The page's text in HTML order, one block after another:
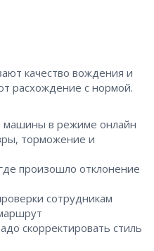
качество вождения и
расхождение с нормой.
машины в режиме онлайн
торможение и
произошло отклонение
сотрудникам
скорректировать стиль